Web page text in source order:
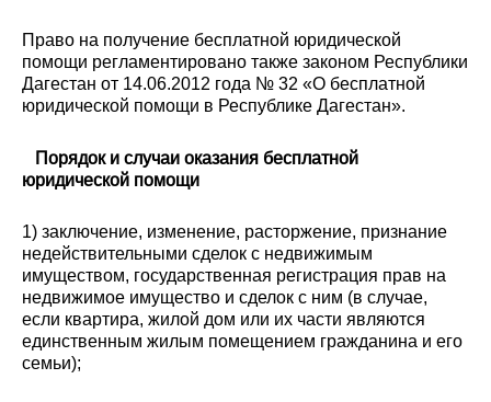
Право на получение бесплатной юридической
помощи регламентировано также законом Республики
Дагестан от 14.06.2012 года № 32 «О бесплатной
юридической помощи в Республике Дагестан».
Порядок и случаи оказания бесплатной
юридической помощи
1) заключение, изменение, расторжение, признание
недействительными сделок с недвижимым
имуществом, государственная регистрация прав на
недвижимое имущество и сделок с ним (в случае,
если квартира, жилой дом или их части являются
единственным жилым помещением гражданина и его
семьи);